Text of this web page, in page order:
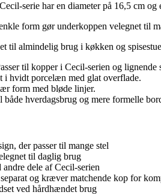
serie har en diameter på 16,5 cm
form gør underkoppen velegnet til
til almindelig brug i køkken og
til kopper i Cecil-serien og lignende
i hvidt porcelæn med glat overflade.
form med bløde linjer.
både hverdagsbrug og mere formelle
der passer til mange stel
til daglig brug
dele af Cecil-serien
og kræver matchende kop for
ved hårdhændet brug